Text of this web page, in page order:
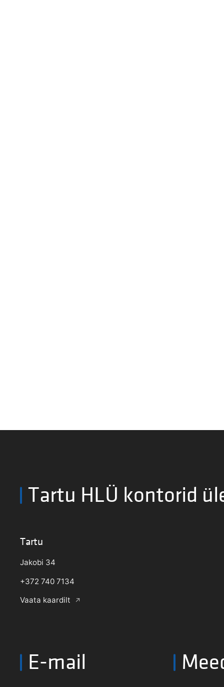
Tartu HLÜ kontorid
Tartu
Jakobi 34
+372 740 7134
Vaata kaardilt
E-mail